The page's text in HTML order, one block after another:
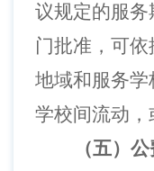
议规定的服
门批准，可
地域和服务
学校间流动，
（五）